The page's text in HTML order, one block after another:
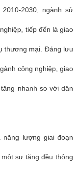
2030, ngành sử
tiếp đến là giao
thương mại. Đáng lưu
công nghiệp, giao
nhanh so với dân
lượng giai đoạn
sự tăng đều thông